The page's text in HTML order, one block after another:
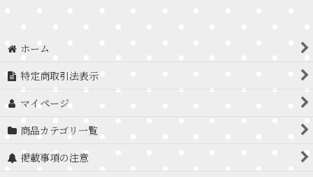
ホーム
特定商取引法表示
マイページ
商品カテゴリ一覧
掲載事項の注意